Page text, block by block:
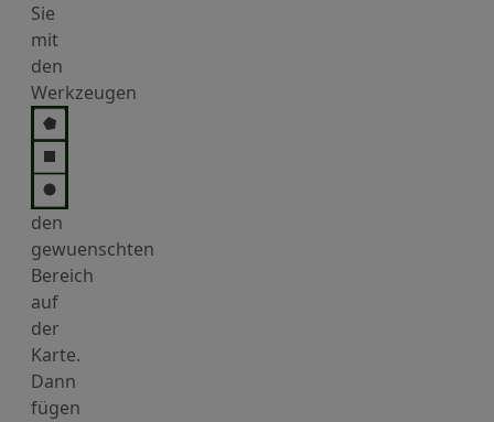
Sie
mit
den
Werkzeugen
den
gewuenschten
Bereich
auf
der
Karte.
Dann
fügen